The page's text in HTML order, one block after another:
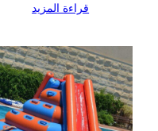
قراءة المزيد